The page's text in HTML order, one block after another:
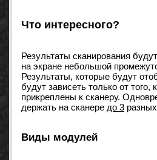
Что интересного?
Результаты сканирования
на экране небольшой
Результаты, которые будут
будут зависеть только от
прикреплены к сканеру.
держать на сканере до 3
Виды модулей